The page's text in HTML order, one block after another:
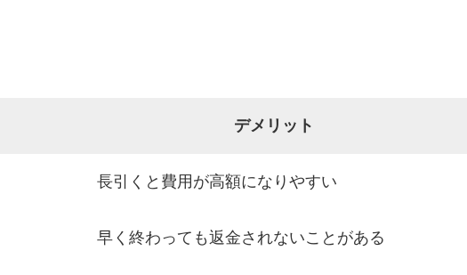
デメリット
長引くと費用が高額になりやすい
早く終わっても返金されないことがある